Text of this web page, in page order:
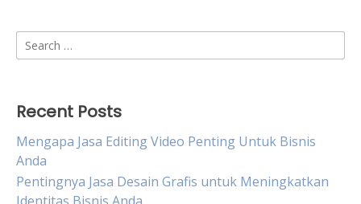
Search
for:
Recent Posts
Mengapa Jasa Editing Video Penting Untuk Bisnis
Anda
Pentingnya Jasa Desain Grafis untuk Meningkatkan